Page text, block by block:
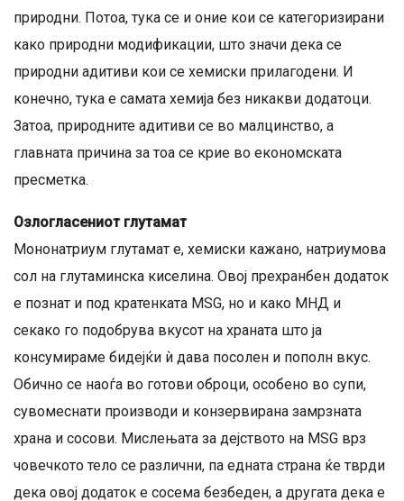
природни. Потоа, тука се и оние кои се категоризирани
како природни модификации, што значи дека се
природни адитиви кои се хемиски прилагодени. И
конечно, тука е самата хемија без никакви додатоци.
Затоа, природните адитиви се во малцинство, а
главната причина за тоа се крие во економската
пресметка.
Озлогласениот глутамат
Мононатриум глутамат е, хемиски кажано, натриумова
сол на глутаминска киселина. Овој прехранбен додаток
е познат и под кратенката MSG, но и како МНД и
секако го подобрува вкусот на храната што ја
консумираме бидејќи ѝ дава посолен и пополн вкус.
Обично се наоѓа во готови оброци, особено во супи,
сувомеснати производи и конзервирана замрзната
храна и сосови. Мислењата за дејството на MSG врз
човечкото тело се различни, па едната страна ќе тврди
дека овој додаток е сосема безбеден, а другата дека е